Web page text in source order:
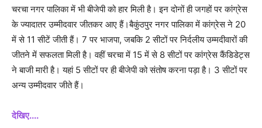
चरचा नगर पालिका में भी बीजेपी को हार मिली है। इन दोनों ही जगहों पर कांग्रेस
के ज्यादातर उम्मीदवार जीतकर आए हैं।बैकुंठपुर नगर पालिका में कांग्रेस ने 20
में से 11 सीटें जीती हैं। 7 पर भाजपा, जबकि 2 सीटों पर निर्दलीय उम्मदीवारों की
जीतने में सफलता मिली है। वहीं चरचा में 15 में से 8 सीटों पर कांग्रेस कैंडिडेट्स
ने बाजी मारी है। यहां 5 सीटों पर ही बीजेपी को संतोष करना पड़ा है। 3 सीटों पर
अन्य उम्मीदवार जीते हैं।
देखिए....